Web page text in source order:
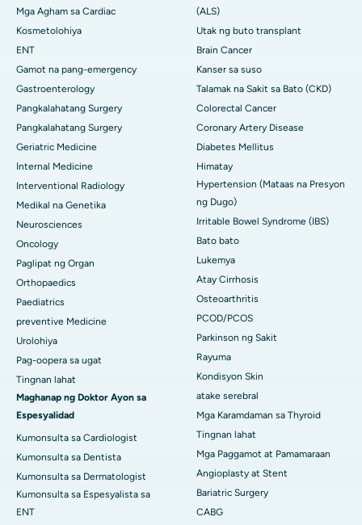
Mga Agham sa Cardiac
Kosmetolohiya
ENT
Gamot na pang-emergency
Gastroenterology
Pangkalahatang Surgery
Pangkalahatang Surgery
Geriatric Medicine
Internal Medicine
Interventional Radiology
Medikal na Genetika
Neurosciences
Oncology
Paglipat ng Organ
Orthopaedics
Paediatrics
preventive Medicine
Urolohiya
Pag-oopera sa ugat
Tingnan lahat
Maghanap ng Doktor Ayon sa
Espesyalidad
Kumonsulta sa Cardiologist
Kumonsulta sa Dentista
Kumonsulta sa Dermatologist
Kumonsulta sa Espesyalista sa
ENT
(ALS)
Utak ng buto transplant
Brain Cancer
Kanser sa suso
Talamak na Sakit sa Bato (CKD)
Colorectal Cancer
Coronary Artery Disease
Diabetes Mellitus
Himatay
Hypertension (Mataas na Presyon
ng Dugo)
Irritable Bowel Syndrome (IBS)
Bato bato
Lukemya
Atay Cirrhosis
Osteoarthritis
PCOD/PCOS
Parkinson ng Sakit
Rayuma
Kondisyon Skin
atake serebral
Mga Karamdaman sa Thyroid
Tingnan lahat
Mga Paggamot at Pamamaraan
Angioplasty at Stent
Bariatric Surgery
CABG